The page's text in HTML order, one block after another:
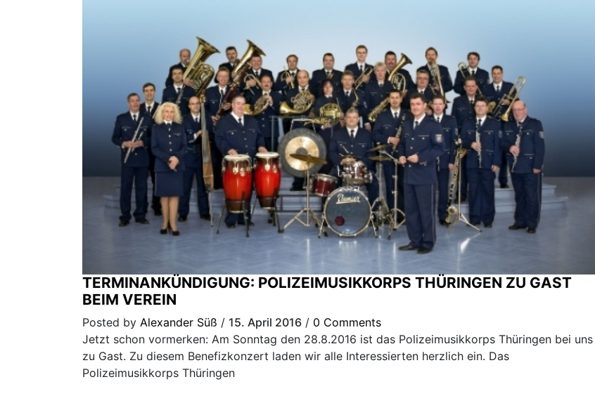
TERMINANKÜNDIGUNG: POLIZEIMUSIKKORPS THÜRINGEN ZU GAST
BEIM VEREIN
Posted by Alexander Süß / 15. April 2016 / 0 Comments
Jetzt schon vormerken: Am Sonntag den 28.8.2016 ist das Polizeimusikkorps Thüringen bei uns
zu Gast. Zu diesem Benefizkonzert laden wir alle Interessierten herzlich ein. Das
Polizeimusikkorps Thüringen